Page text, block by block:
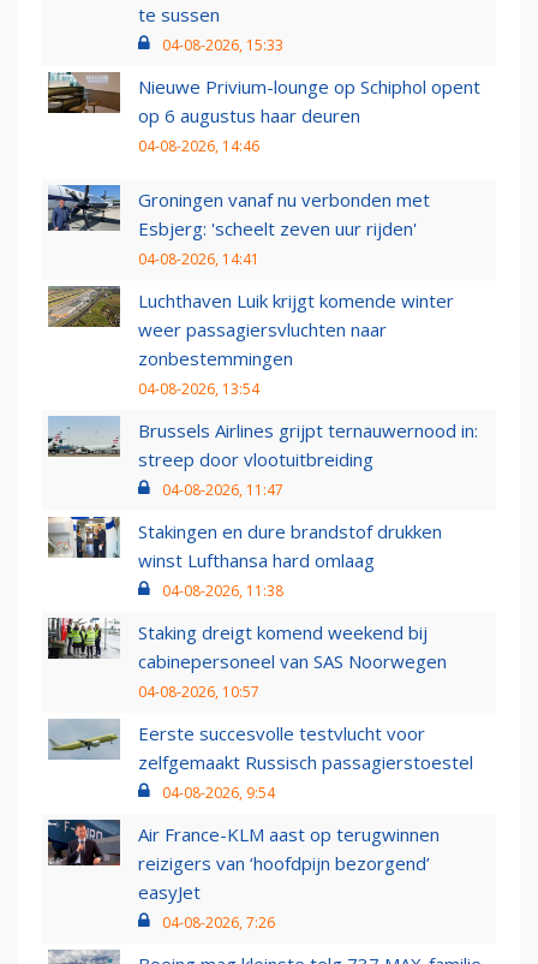
te sussen
04-08-2026, 15:33
Nieuwe Privium-lounge op Schiphol opent
op 6 augustus haar deuren
04-08-2026, 14:46
Groningen vanaf nu verbonden met
Esbjerg: 'scheelt zeven uur rijden'
04-08-2026, 14:41
Luchthaven Luik krijgt komende winter
weer passagiersvluchten naar
zonbestemmingen
04-08-2026, 13:54
Brussels Airlines grijpt ternauwernood in:
streep door vlootuitbreiding
04-08-2026, 11:47
Stakingen en dure brandstof drukken
winst Lufthansa hard omlaag
04-08-2026, 11:38
Staking dreigt komend weekend bij
cabinepersoneel van SAS Noorwegen
04-08-2026, 10:57
Eerste succesvolle testvlucht voor
zelfgemaakt Russisch passagierstoestel
04-08-2026, 9:54
Air France-KLM aast op terugwinnen
reizigers van ‘hoofdpijn bezorgend’
easyJet
04-08-2026, 7:26